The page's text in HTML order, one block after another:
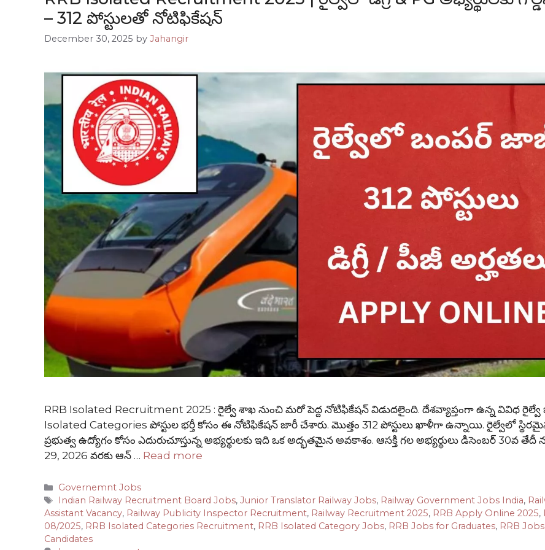
– 312 పోస్టులతో నోటిఫికేషన్
December 30, 2025 by Jahangir
RRB Isolated Recruitment 2025 : రైల్వే శాఖ నుంచి మరో పెద్ద నోటిఫికేషన్ విడుదలైంది. దేశవ్యాప్తంగా ఉన్న వివిధ
Isolated Categories పోస్టుల భర్తీ కోసం ఈ నోటిఫికేషన్ జారీ చేశారు. మొత్తం 312 పోస్టులు ఖాళీగా ఉన్నాయి. రైల్వేలో స్థిరమైన
ప్రభుత్వ ఉద్యోగం కోసం ఎదురుచూస్తున్న అభ్యర్థులకు ఇది ఒక అద్భతమైన అవకాశం. ఆసక్తి గల అభ్యర్థులు డిసెంబర్ 30వ తేదీ
29, 2026 వరకు ఆన్ … Read more
Categories
Governemnt Jobs
Tags
Indian Railway Recruitment Board Jobs,Junior Translator Railway Jobs, Railway Government Jobs India,
Assistant Vacancy, Railway Publicity Inspector Recruitment, Railway Recruitment 2025, RRB Apply Online 2025,
08/2025, RRB Isolated Categories Recruitment, RRB Isolated Category Jobs, RRB Jobs for Graduates, RRB
Candidates